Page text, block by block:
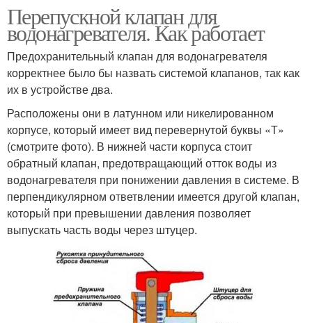
Перепускной клапан для
водонагревателя. Как работает
Предохранительный клапан для водонагревателя
корректнее было бы назвать системой клапанов, так как
их в устройстве два.
Расположены они в латунном или никелированном
корпусе, который имеет вид перевернутой буквы «Т»
(смотрите фото). В нижней части корпуса стоит
обратный клапан, предотвращающий отток воды из
водонагревателя при понижении давления в системе. В
перпендикулярном ответвлении имеется другой клапан,
который при превышении давления позволяет
выпускать часть воды через штуцер.